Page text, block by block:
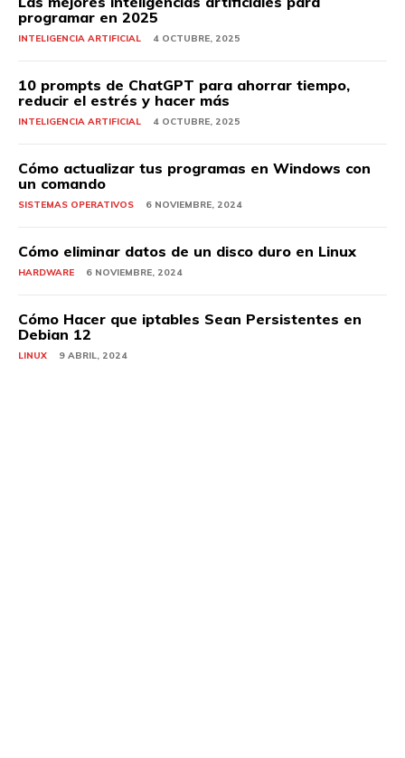
programar en 2025
INTELIGENCIA ARTIFICIAL 4 OCTUBRE, 2025
10 prompts de ChatGPT para ahorrar tiempo,
reducir el estrés y hacer más
INTELIGENCIA ARTIFICIAL 4 OCTUBRE, 2025
Cómo actualizar tus programas en Windows con
un comando
SISTEMAS OPERATIVOS 6 NOVIEMBRE, 2024
Cómo eliminar datos de un disco duro en Linux
HARDWARE 6 NOVIEMBRE, 2024
Cómo Hacer que iptables Sean Persistentes en
Debian 12
LINUX 9 ABRIL, 2024